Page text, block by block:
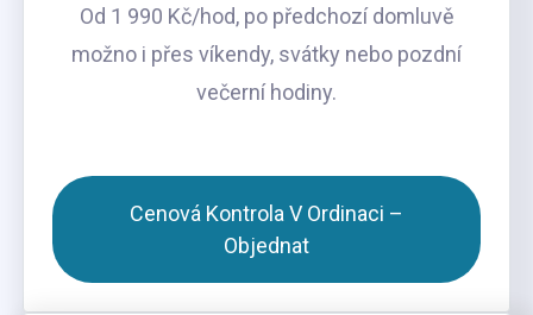
Od 1 990 Kč/hod, po předchozí domluvě
možno i přes víkendy, svátky nebo pozdní
večerní hodiny.
Cenová Kontrola V Ordinaci –
Objednat